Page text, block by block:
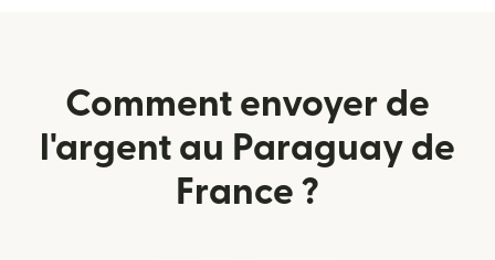
Comment envoyer de
l'argent au Paraguay de
France ?